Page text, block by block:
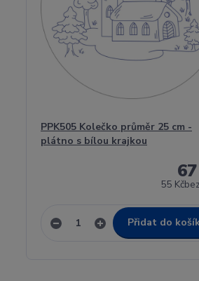
PPK505 Kolečko průměr 25 cm -
plátno s bílou krajkou
55 Kč
Přidat do